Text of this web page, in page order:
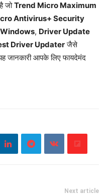
जोTrend Micro Maximum
Antivirus+ Security
, Driver Update
Driver Updaterजैसे
जानकारी आपके लिए फायदेमंद
Next article